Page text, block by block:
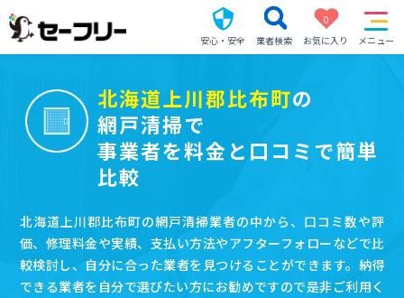
安心・安全 業者検索
0
お気に入り
メニュー
北海道上川郡比布町の
網戸清掃で
事業者を料金と口コミで簡単
比較
北海道上川郡比布町の網戸清掃業者の中から、口コミ数や評
価、修理料金や実績、支払い方法やアフターフォローなどで比
較検討し、自分に合った業者を見つけることができます。納得
できる業者を自分で選びたい方にお勧めですので是非ご利用く